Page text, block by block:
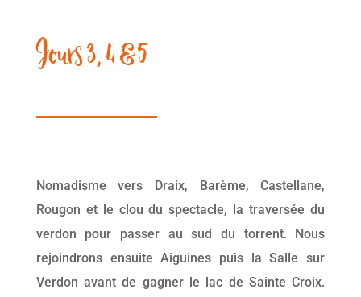
Jours 3, 4 & 5
Nomadisme vers Draix, Barème, Castellane,
Rougon et le clou du spectacle, la traversée du
verdon pour passer au sud du torrent. Nous
rejoindrons ensuite Aiguines puis la Salle sur
Verdon avant de gagner le lac de Sainte Croix.